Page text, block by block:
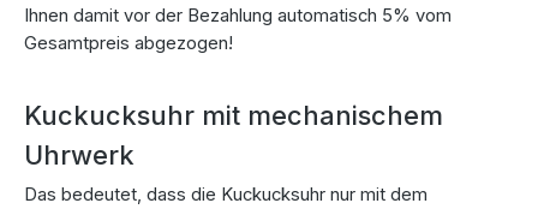
Ihnen damit vor der Bezahlung automatisch 5% vom
Gesamtpreis abgezogen!
Kuckucksuhr mit mechanischem
Uhrwerk
Das bedeutet, dass die Kuckucksuhr nur mit dem